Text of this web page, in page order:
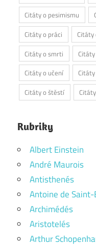
Citáty o pesimismu
Citáty o práci
Citáty o smrti
Citáty o učení
Citáty o štěstí
Rubriky
Albert Einstein
André Maurois
Antisthenés
Antoine de
Archimédés
Aristotelés
Arthur